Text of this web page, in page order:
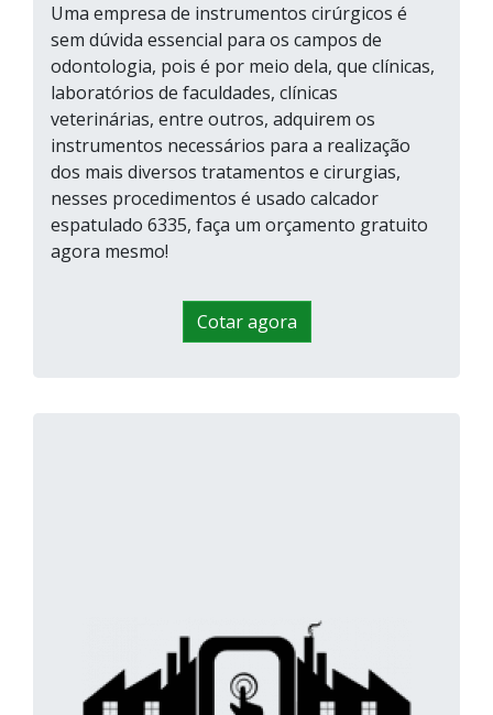
Uma empresa de instrumentos cirúrgicos é
sem dúvida essencial para os campos de
odontologia, pois é por meio dela, que clínicas,
laboratórios de faculdades, clínicas
veterinárias, entre outros, adquirem os
instrumentos necessários para a realização
dos mais diversos tratamentos e cirurgias,
nesses procedimentos é usado calcador
espatulado 6335, faça um orçamento gratuito
agora mesmo!
Cotar agora